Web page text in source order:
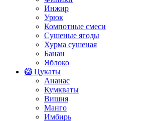
Инжир
Урюк
Компотные смеси
Сушеные ягоды
Хурма сушеная
Банан
Яблоко
🥝 Цукаты
Ананас
Кумкваты
Вишня
Манго
Имбирь